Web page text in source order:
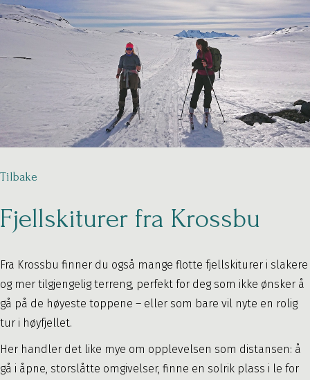
Tilbake
Fjellskiturer fra Krossbu
Fra Krossbu finner du også mange flotte fjellskiturer i slakere
og mer tilgjengelig terreng, perfekt for deg som ikke ønsker å
gå på de høyeste toppene – eller som bare vil nyte en rolig
tur i høyfjellet.
Her handler det like mye om opplevelsen som distansen: å
gå i åpne, storslåtte omgivelser, finne en solrik plass i le for